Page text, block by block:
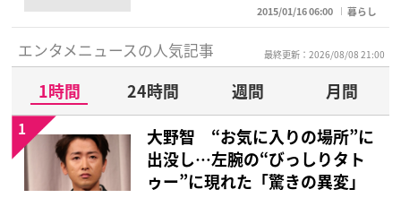
2015/01/16 06:00 暮らし
エンタメニュースの人気記事 最終更新：2026/08/08 21:00
1時間 24時間 週間
月間
大野智 “お気に入りの場所”に
出没し…左腕の“びっしりタト
ゥー”に現れた「驚きの異変」
1